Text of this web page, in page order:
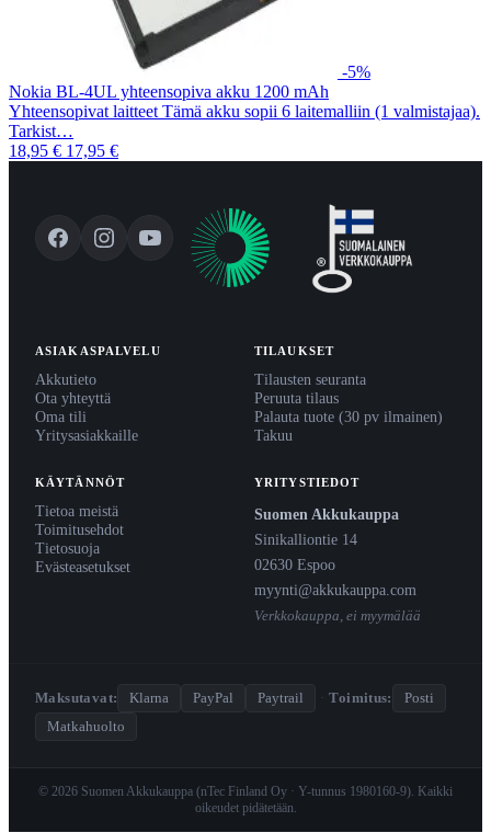
-5%
Nokia BL-4UL yhteensopiva akku 1200 mAh
Yhteensopivat laitteet Tämä akku sopii 6 laitemalliin (1 valmistajaa).
Tarkist…
18,95 € 17,95 €
ASIAKASPALVELU
Akkutieto
Ota yhteyttä
Oma tili
Yritysasiakkaille
TILAUKSET
Tilausten seuranta
Peruuta tilaus
Palauta tuote (30 pv ilmainen)
Takuu
KÄYTÄNNÖT
Tietoa meistä
Toimitusehdot
Tietosuoja
Evästeasetukset
YRITYSTIEDOT
Suomen Akkukauppa
Sinikalliontie 14
02630 Espoo
myynti@akkukauppa.com
Verkkokauppa, ei myymälää
Maksutavat: Klarna PayPal Paytrail · Toimitus:
Posti
Matkahuolto
© 2026 Suomen Akkukauppa (nTec Finland Oy · Y-tunnus 1980160-9). Kaikki
oikeudet pidätetään.